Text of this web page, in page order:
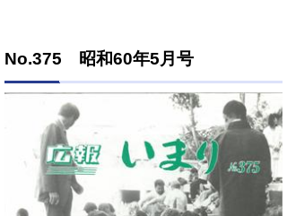
No.375 昭和60年5月号